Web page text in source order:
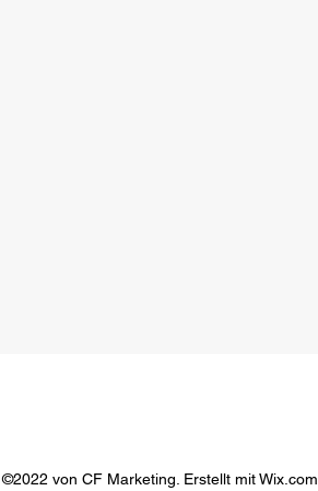
©2022 von CF Marketing. Erstellt mit Wix.com